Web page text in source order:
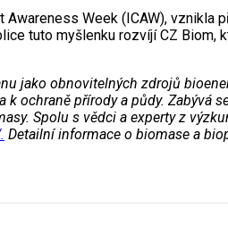
Week (ICAW),
tuto myšlenku rozvíjí CZ
jako obnovitelných zdrojů
ochraně přírody a půdy.
Spolu s vědci a experty z
Detailní informace o biomase a